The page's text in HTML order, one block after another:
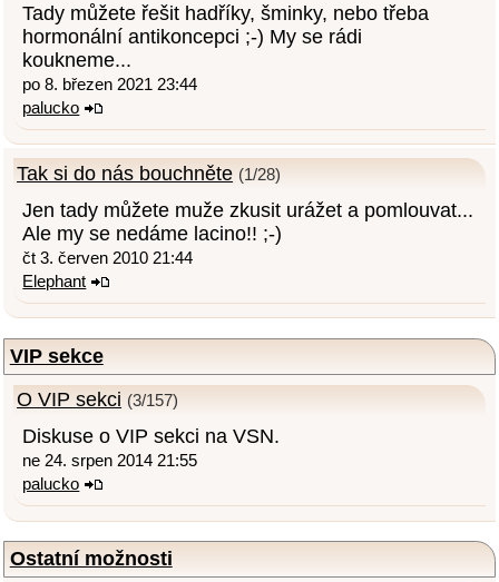
Tady můžete řešit hadříky, šminky, nebo třeba
hormonální antikoncepci ;-) My se rádi
koukneme...
po 8. březen 2021 23:44
palucko
Tak si do nás bouchněte (1/28)
Jen tady můžete muže zkusit urážet a pomlouvat...
Ale my se nedáme lacino!! ;-)
čt 3. červen 2010 21:44
Elephant
VIP sekce
O VIP sekci (3/157)
Diskuse o VIP sekci na VSN.
ne 24. srpen 2014 21:55
palucko
Ostatní možnosti